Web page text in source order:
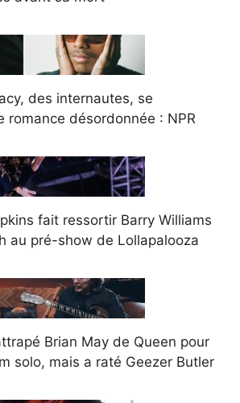
des internautes, se
romance désordonnée : NPR
fait ressortir Barry Williams
au pré-show de Lollapalooza
Brian May de Queen pour
solo, mais a raté Geezer Butler